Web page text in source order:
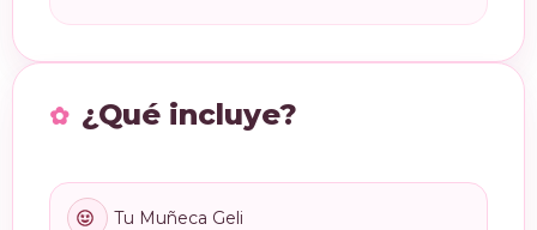
¿Qué incluye?
Tu Muñeca Geli